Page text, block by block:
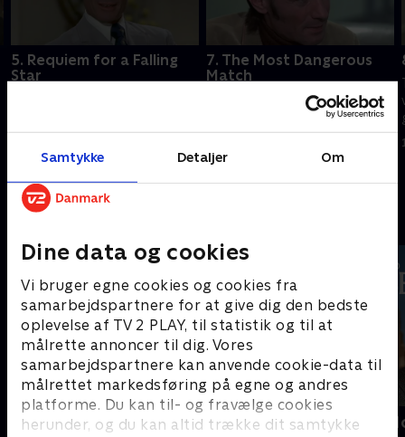
Samtykke Detaljer Om
Dine data og cookies
Vi bruger egne cookies og cookies fra
samarbejdspartnere for at give dig den bedste
oplevelse af TV 2 PLAY, til statistik og til at
målrette annoncer til dig. Vores
samarbejdspartnere kan anvende cookie-data til
målrettet markedsføring på egne og andres
platforme. Du kan til- og fravælge cookies
herunder, og du kan altid trække dit samtykke
5. Requiem for a Falling
Star
skuespillerindes plot om at
myrde en sladderskribent.
7. The Most Dangerous
Match
En amerikansk skakmester
spiller en privat kamp med sin
udfordrer og dræber ham.
1. september 2023 • 70 min
Maria Wern Inspector